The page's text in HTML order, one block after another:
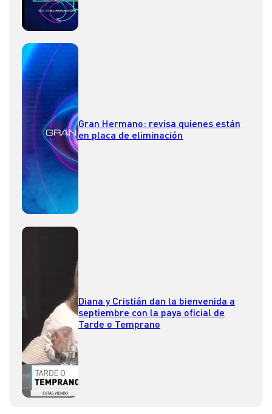
Gran Hermano: revisa quienes están
en placa de eliminación
Diana y Cristián dan la bienvenida a
septiembre con la paya oficial de
Tarde o Temprano